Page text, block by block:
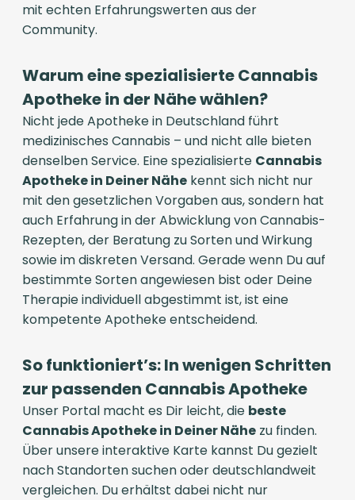
mit echten Erfahrungswerten aus der
Community.
Warum eine spezialisierte Cannabis
Apotheke in der Nähe wählen?
Nicht jede Apotheke in Deutschland führt
medizinisches Cannabis – und nicht alle bieten
denselben Service. Eine spezialisierte Cannabis
Apotheke in Deiner Nähe kennt sich nicht nur
mit den gesetzlichen Vorgaben aus, sondern hat
auch Erfahrung in der Abwicklung von Cannabis-
Rezepten, der Beratung zu Sorten und Wirkung
sowie im diskreten Versand. Gerade wenn Du auf
bestimmte Sorten angewiesen bist oder Deine
Therapie individuell abgestimmt ist, ist eine
kompetente Apotheke entscheidend.
So funktioniert’s: In wenigen Schritten
zur passenden Cannabis Apotheke
Unser Portal macht es Dir leicht, die beste
Cannabis Apotheke in Deiner Nähe zu finden.
Über unsere interaktive Karte kannst Du gezielt
nach Standorten suchen oder deutschlandweit
vergleichen. Du erhältst dabei nicht nur